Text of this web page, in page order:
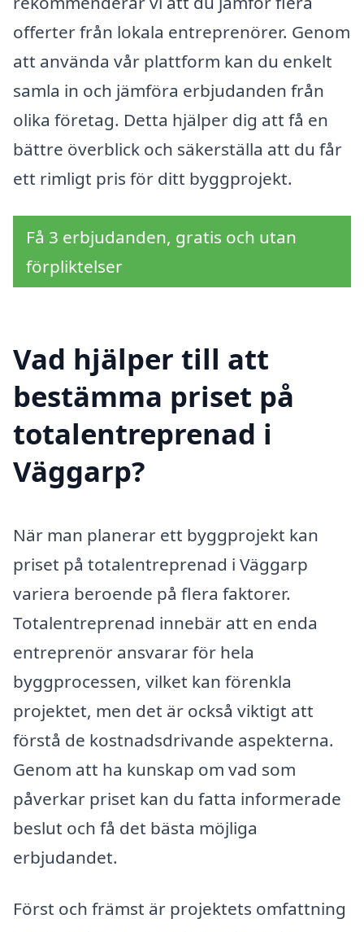
offerter från lokala entreprenörer. Genom
att använda vår plattform kan du enkelt
samla in och jämföra erbjudanden från
olika företag. Detta hjälper dig att få en
bättre överblick och säkerställa att du får
ett rimligt pris för ditt byggprojekt.
Få 3 erbjudanden, gratis och utan
förpliktelser
Vad hjälper till att
bestämma priset på
totalentreprenad i
Väggarp?
När man planerar ett byggprojekt kan
priset på totalentreprenad i Väggarp
variera beroende på flera faktorer.
Totalentreprenad innebär att en enda
entreprenör ansvarar för hela
byggprocessen, vilket kan förenkla
projektet, men det är också viktigt att
förstå de kostnadsdrivande aspekterna.
Genom att ha kunskap om vad som
påverkar priset kan du fatta informerade
beslut och få det bästa möjliga
erbjudandet.
Först och främst är projektets omfattning